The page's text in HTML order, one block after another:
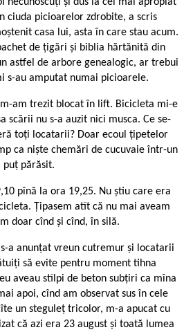
necunoscuți și dus la cel mai apropiat
ciuda picioarelor zdrobite, a scris
casa lui, asta în care stau acum.
de țigări și biblia hărtănită din
astfel de arbore genealogic, ar trebui
s-au amputat numai picioarele.
m-am trezit blocat în lift. Bicicleta mi-e
scării nu s-a auzit nici musca. Ce se-
toți locatarii? Doar ecoul țipetelor
ca niște chemări de cucuvaie într-un
puț părăsit.
pînă la ora 19,25. Nu știu care era
Țipasem atît că nu mai aveam
doar cînd și cînd, în silă.
a anunțat vreun cutremur și locatarii
să evite pentru moment tihna
aveau stîlpi de beton subțiri ca mîna
apoi, cînd am observat sus în cele
un steguleț tricolor, m-a apucat cu
că azi era 23 august și toată lumea